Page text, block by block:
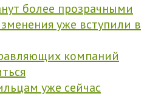
более прозрачными
уже вступили в
компаний
уже сейчас